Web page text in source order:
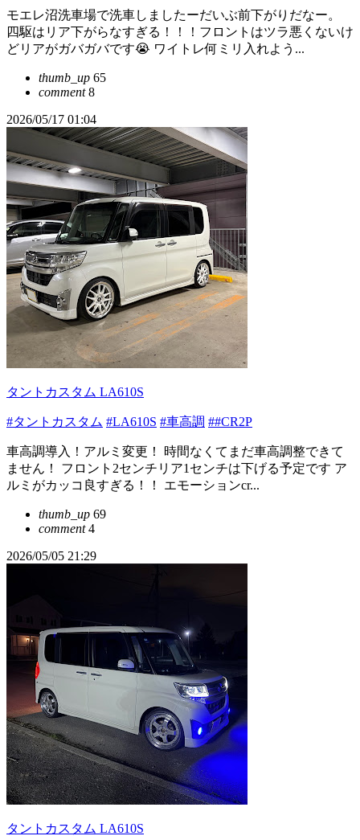
モエレ沼洗車場で洗車しましたーだいぶ前下がりだなー。
四駆はリア下がらなすぎる！！！フロントはツラ悪くないけ
どリアがガバガバです😭 ワイトレ何ミリ入れよう...
thumb_up 65
comment8
2026/05/17 01:04
タントカスタム LA610S
#タントカスタム #LA610S #車高調 ##CR2P
車高調導入！アルミ変更！ 時間なくてまだ車高調整できて
ません！ フロント2センチリア1センチは下げる予定です ア
ルミがカッコ良すぎる！！ エモーションcr...
thumb_up 69
comment4
2026/05/05 21:29
タントカスタム LA610S